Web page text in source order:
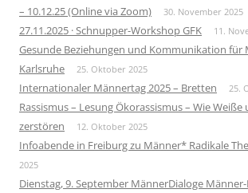
– 10.12.25 (Online via Zoom)
30. November 2025
27.11.2025 · Schnupper-Workshop GFK 11.
Gesunde Beziehungen und Kommunikation für
Karlsruhe
25. Oktober 2025
Internationaler Männertag 2025 – Bretten 25.
Rassismus – Lesung Ökorassismus – Wie Weiße
zerstören
12. Oktober 2025
Infoabende in Freiburg zu Männer* Radikale
2025
Dienstag, 9. September MännerDialoge